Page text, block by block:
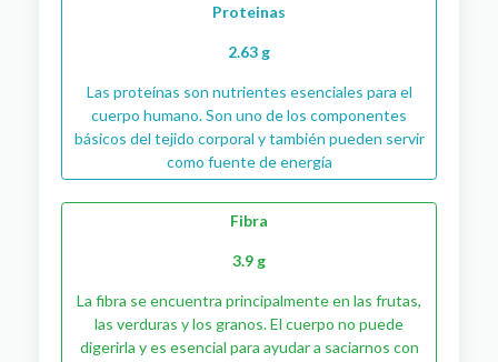
Proteinas
2.63 g
Las proteínas son nutrientes esenciales para el
cuerpo humano. Son uno de los componentes
básicos del tejido corporal y también pueden servir
como fuente de energía
Fibra
3.9 g
La fibra se encuentra principalmente en las frutas,
las verduras y los granos. El cuerpo no puede
digerirla y es esencial para ayudar a saciarnos con